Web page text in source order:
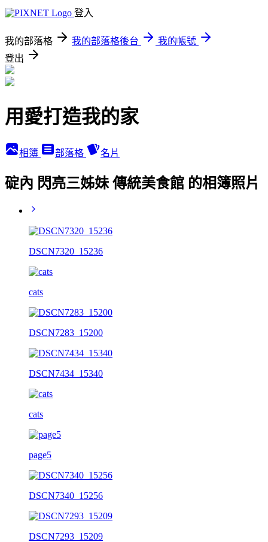
登入
我的部落格 我的部落格後台
我的帳號
登出
用愛打造我的家
相簿 部落格 名片
碇內 閃亮三姊妹 傳統美食館 的相簿照片
DSCN7320_15236
cats
DSCN7283_15200
DSCN7434_15340
cats
page5
DSCN7340_15256
DSCN7293_15209